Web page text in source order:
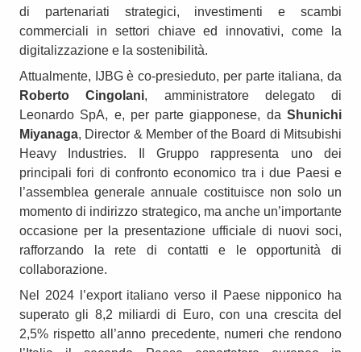
di partenariati strategici, investimenti e scambi
commerciali in settori chiave ed innovativi, come la
digitalizzazione e la sostenibilità.
Attualmente, IJBG è co-presieduto, per parte italiana, da
Roberto Cingolani, amministratore delegato di
Leonardo SpA, e, per parte giapponese, da Shunichi
Miyanaga, Director & Member of the Board di Mitsubishi
Heavy Industries. Il Gruppo rappresenta uno dei
principali fori di confronto economico tra i due Paesi e
l’assemblea generale annuale costituisce non solo un
momento di indirizzo strategico, ma anche un’importante
occasione per la presentazione ufficiale di nuovi soci,
rafforzando la rete di contatti e le opportunità di
collaborazione.
Nel 2024 l’export italiano verso il Paese nipponico ha
superato gli 8,2 miliardi di Euro, con una crescita del
2,5% rispetto all’anno precedente, numeri che rendono